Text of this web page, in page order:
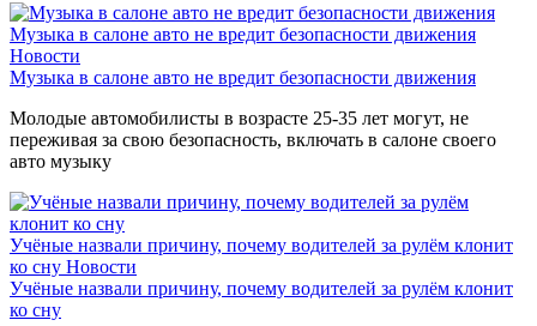
Музыка в салоне авто не вредит безопасности движения
Новости
Музыка в салоне авто не вредит безопасности движения
Молодые автомобилисты в возрасте 25-35 лет могут, не
переживая за свою безопасность, включать в салоне своего
авто музыку
Учёные назвали причину, почему водителей за рулём клонит
ко сну Новости
Учёные назвали причину, почему водителей за рулём клонит
ко сну